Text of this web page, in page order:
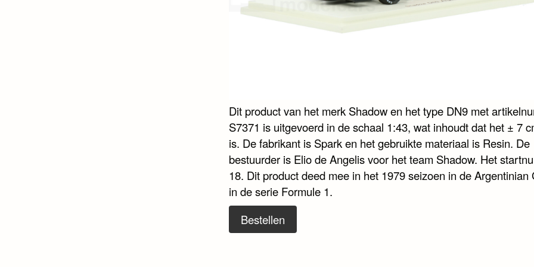
Dit product van het merk Shadow en het type DN9 met
S7371 is uitgevoerd in de schaal 1:43, wat inhoudt dat het ± 7
is. De fabrikant is Spark en het gebruikte materiaal is Resin. De
bestuurder is Elio de Angelis voor het team Shadow. Het
18. Dit product deed mee in het 1979 seizoen in de Argentinian
in de serie Formule 1.
Bestellen